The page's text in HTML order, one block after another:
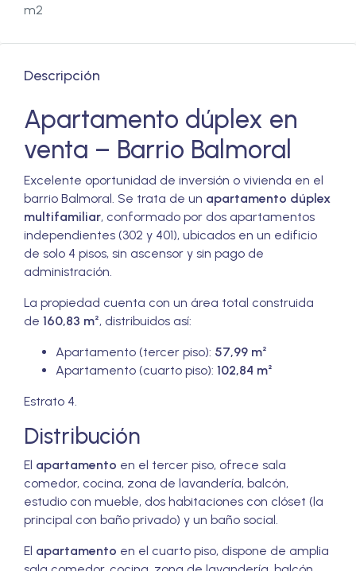
m2
Descripción
Apartamento dúplex en
venta – Barrio Balmoral
Excelente oportunidad de inversión o vivienda en el
barrio Balmoral. Se trata de un apartamento dúplex
multifamiliar, conformado por dos apartamentos
independientes (302 y 401), ubicados en un edificio
de solo 4 pisos, sin ascensor y sin pago de
administración.
La propiedad cuenta con un área total construida
de 160,83 m², distribuidos así:
Apartamento (tercer piso): 57,99 m²
Apartamento (cuarto piso): 102,84 m²
Estrato 4.
Distribución
El apartamento en el tercer piso, ofrece sala
comedor, cocina, zona de lavandería, balcón,
estudio con mueble, dos habitaciones con clóset (la
principal con baño privado) y un baño social.
El apartamento en el cuarto piso, dispone de amplia